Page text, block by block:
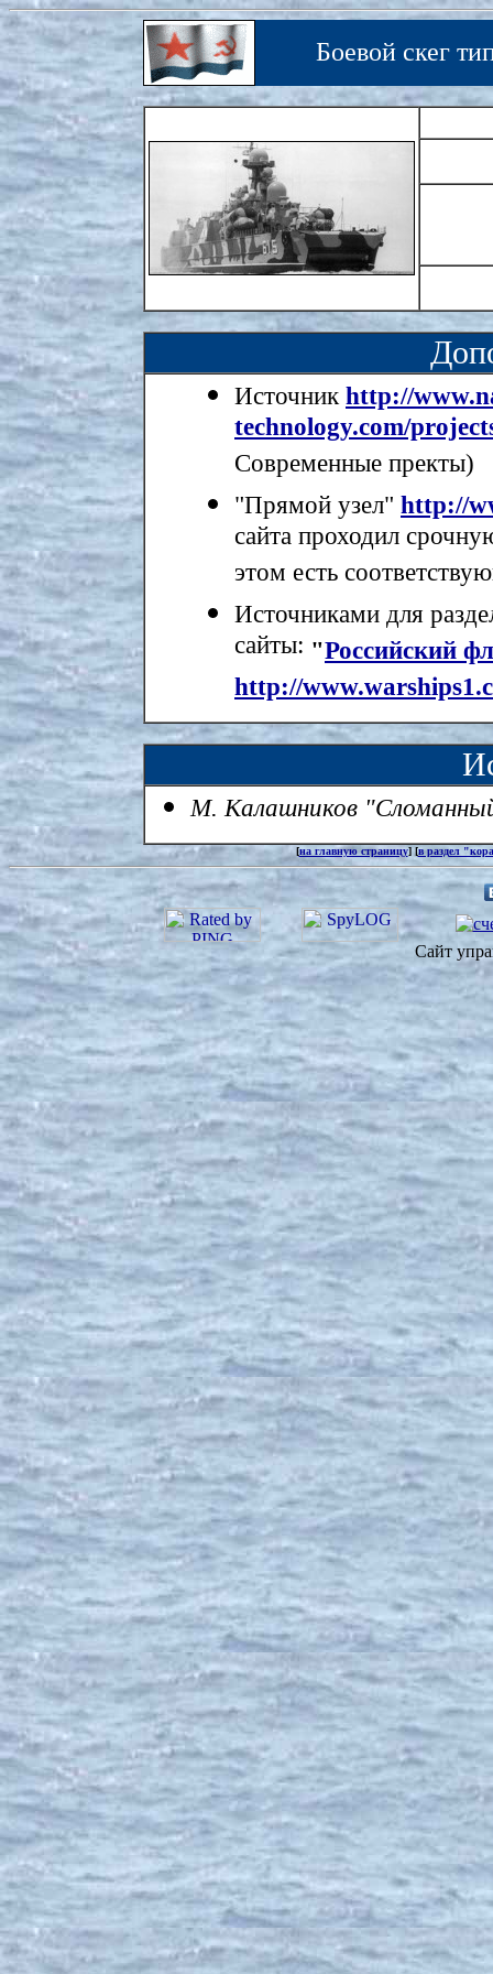
Боевой скег
Источник http://
technology.com/
Современные пректы)
"Прямой узел" http://
сайта проходил
этом есть
Источниками для
сайты: "Российский
http://
М. Калашников
[на главную страницу] [в раздел
Сайт